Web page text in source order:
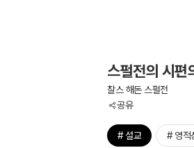
스펄전의 시편
찰스 해돈 스펄전
공유
# 설교 # 영적